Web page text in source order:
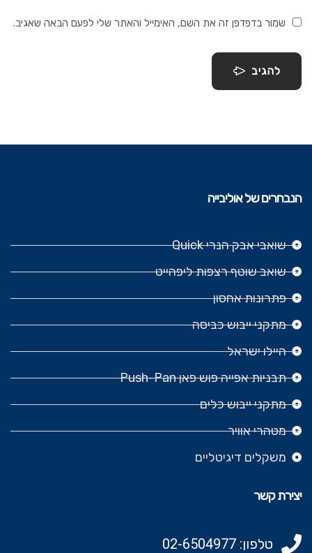
שמור בדפדפן זה את השם, האימייל והאתר שלי לפעם הבאה שאגיב.
להגיב
הנבחרים של אוליבייה
שואבי אבק הנרי Quick
שואב שוטף רצפות ליפהייט
פתרונות אחסון
מתקני ייבוש כביסה
היילו ישראל
תבניות אפייה פוש פאן Push-Pan
מתקני ייבוש כלים
מטהרי אוויר
משקלים דיגיטליים
יצירת קשר
טלפון: 02-6504977